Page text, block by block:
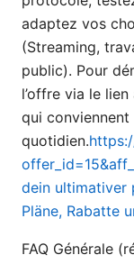
adaptez vos
(Streaming,
public). Pour
l’offre via le
qui
quotidien.
dein ultimativer
Pläne, Rabatte
FAQ Générale